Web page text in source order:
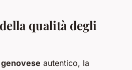
qualità degli
autentico, la